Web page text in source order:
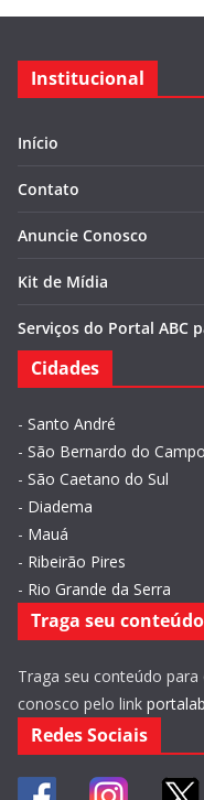
Institucional
Início
Contato
Anuncie Conosco
Kit de Mídia
Serviços do Portal ABC
Cidades
- Santo André
- São Bernardo do Campo
- São Caetano do Sul
- Diadema
- Mauá
- Ribeirão Pires
- Rio Grande da Serra
Traga seu conteúdo
Traga seu conteúdo
conosco pelo link
Redes Sociais